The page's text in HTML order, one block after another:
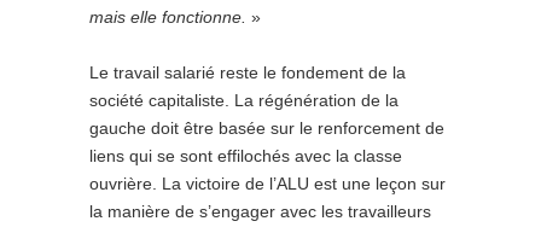
mais elle fonctionne. »
Le travail salarié reste le fondement de la
société capitaliste. La régénération de la
gauche doit être basée sur le renforcement de
liens qui se sont effilochés avec la classe
ouvrière. La victoire de l’ALU est une leçon sur
la manière de s’engager avec les travailleurs